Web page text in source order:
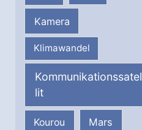
Kamera
Klimawandel
Kommunikationssatel
lit
Kourou Mars